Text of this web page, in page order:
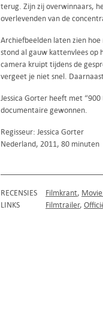
terug. Zijn zij overwinnaars,
overlevenden van de
Archiefbeelden laten zien
stond al gauw kattenvlees op
camera kruipt tijdens de
vergeet je niet snel.
Jessica Gorter heeft met “900
documentaire gewonnen.
Regisseur: Jessica Gorter
Nederland, 2011, 80 minuten
RECENSIES Filmkrant
LINKS
Filmtrailer